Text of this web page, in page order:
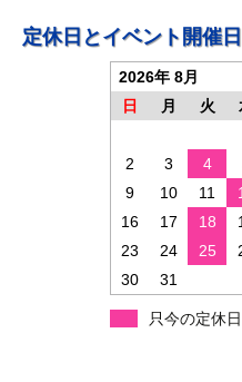
ゲ定休日とイベント開催日
2026年 8月
日
月 火
2
3 4
9
10 11
16
17 18
23
24 25
30
31
只今の定休日